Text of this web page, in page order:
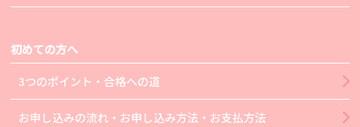
初めての方へ
3つのポイント・合格への道
お申し込みの流れ・お申し込み方法・お支払方法